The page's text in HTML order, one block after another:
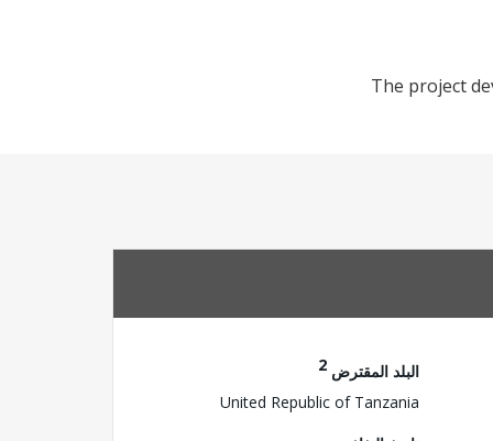
The project
البلد المقترض 2
United Republic of Tanzania